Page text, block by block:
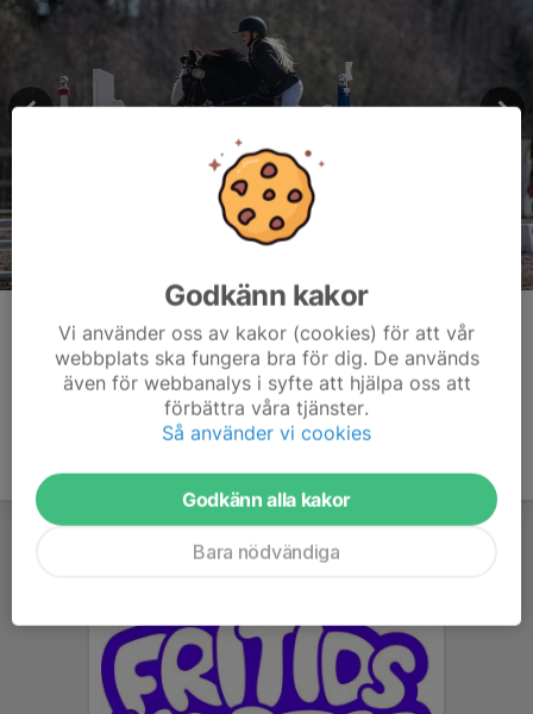
Kommentarer
Godkänn kakor
Vi använder oss av kakor (cookies) för att vår
webbplats ska fungera bra för dig. De används
även för webbanalys i syfte att hjälpa oss att
förbättra våra tjänster.
Så använder vi cookies
Godkänn alla kakor
Bara nödvändiga